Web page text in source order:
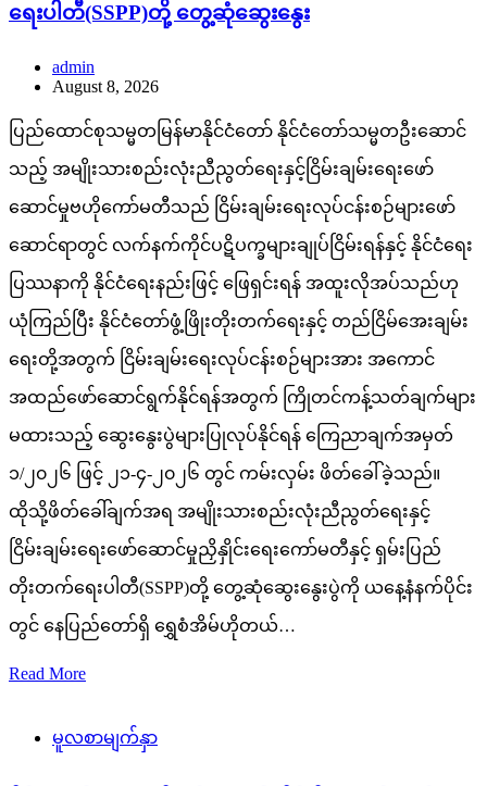
ရေးပါတီ(SSPP)တို့ တွေ့ဆုံဆွေးနွေး
admin
August 8, 2026
ပြည်ထောင်စုသမ္မတမြန်မာနိုင်ငံတော် နိုင်ငံတော်သမ္မတဦးဆောင်
သည့် အမျိုးသားစည်းလုံးညီညွတ်ရေးနှင့်ငြိမ်းချမ်းရေးဖော်
ဆောင်မှုဗဟိုကော်မတီသည် ငြိမ်းချမ်းရေးလုပ်ငန်းစဉ်များဖော်
ဆောင်ရာတွင် လက်နက်ကိုင်ပဋိပက္ခများချုပ်ငြိမ်းရန်နှင့် နိုင်ငံရေး
ပြဿနာကို နိုင်ငံရေးနည်းဖြင့် ဖြေရှင်းရန် အထူးလိုအပ်သည်ဟု
ယုံကြည်ပြီး နိုင်ငံတော်ဖွံ့ဖြိုးတိုးတက်ရေးနှင့် တည်ငြိမ်အေးချမ်း
ရေးတို့အတွက် ငြိမ်းချမ်းရေးလုပ်ငန်းစဉ်များအား အကောင်
အထည်ဖော်ဆောင်ရွက်နိုင်ရန်အတွက် ကြိုတင်ကန့်သတ်ချက်များ
မထားသည့် ဆွေးနွေးပွဲများပြုလုပ်နိုင်ရန် ကြေညာချက်အမှတ်
၁/၂၀၂၆ ဖြင့် ၂၁-၄-၂၀၂၆ တွင် ကမ်းလှမ်း ဖိတ်ခေါ်ခဲ့သည်။
ထိုသို့ဖိတ်ခေါ်ချက်အရ အမျိုးသားစည်းလုံးညီညွတ်ရေးနှင့်
ငြိမ်းချမ်းရေးဖော်ဆောင်မှုညှိနှိုင်းရေးကော်မတီနှင့် ရှမ်းပြည်
တိုးတက်ရေးပါတီ(SSPP)တို့ တွေ့ဆုံဆွေးနွေးပွဲကို ယနေ့နံနက်ပိုင်း
တွင် နေပြည်တော်ရှိ ရွှေစံအိမ်ဟိုတယ်…
Read More
မူလစာမျက်နှာ